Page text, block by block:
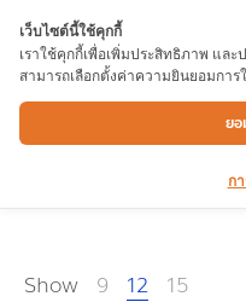
เซฟตี้
Show 9 12 15
เว็บไซต์นี้ใช้คุกกี้
เราใช้คุกกี้เพื่อเพิ่มประสิทธิภาพ แล
สามารถเลือกตั้งค่าความยินยอมกา
ย
ก